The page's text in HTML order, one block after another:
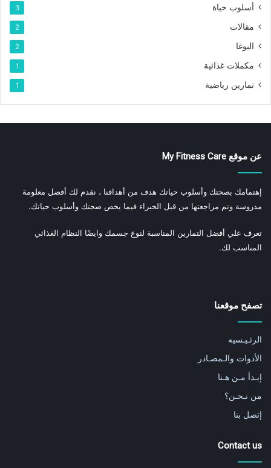
أسلوب حياة 3
مقالات 2
اليوغا 2
مكملات غذائية 1
تمارين رياضية 1
عن موقع My Fitness Care
إهتمامك بصحتك وأسلوب حياتك هدف من أهدافنا ، نقدم لك أفضل معلومة
مدروسة وتم مراجعتها من قبل الخبراء فيما يخص صحتك وأسلوب حياتك.
تعرف علي أفضل التمارين المناسبة لنوع جسمك وايضًا النظام الغذائي
المناسب لك.
تصفح موقعنا
الرئـيـسيه
الأدوات والـمصـادر
إبـدأ مـن هـنا
من نـحـن؟
إتصل بنا
Contact us